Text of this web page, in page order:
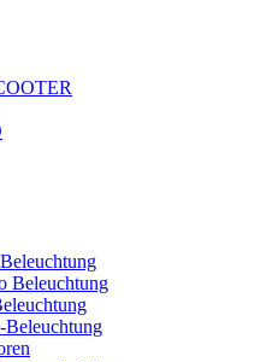
Beleuchtung
Beleuchtung